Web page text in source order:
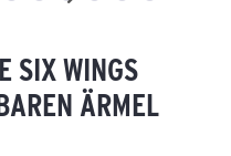
SIX WINGS
ÄRMEL